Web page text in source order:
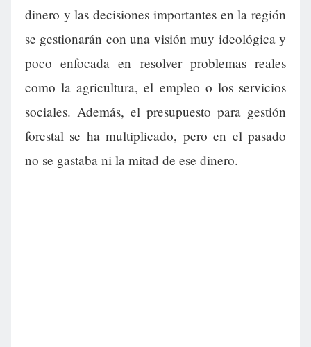
dinero y las decisiones importantes en la región
se gestionarán con una visión muy ideológica y
poco enfocada en resolver problemas reales
como la agricultura, el empleo o los servicios
sociales. Además, el presupuesto para gestión
forestal se ha multiplicado, pero en el pasado
no se gastaba ni la mitad de ese dinero.